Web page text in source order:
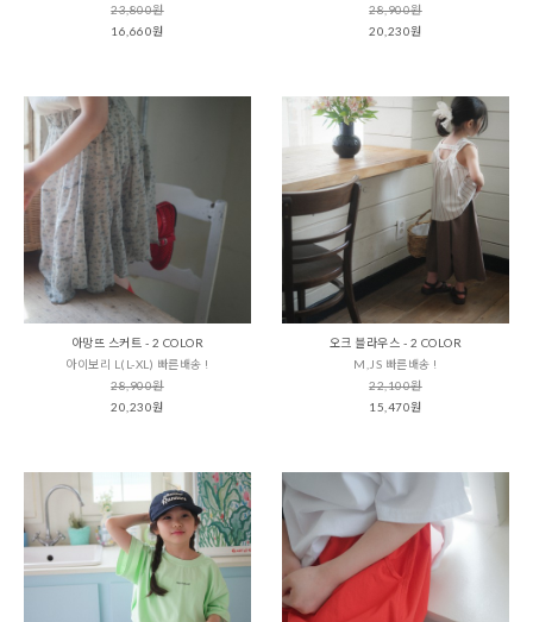
23,800원
16,660원
28,900원
20,230원
아망뜨 스커트 - 2 COLOR
아이보리 L(L-XL) 빠른배송 !
28,900원
20,230원
오크 블라우스 - 2 COLOR
M,JS 빠른배송 !
22,100원
15,470원